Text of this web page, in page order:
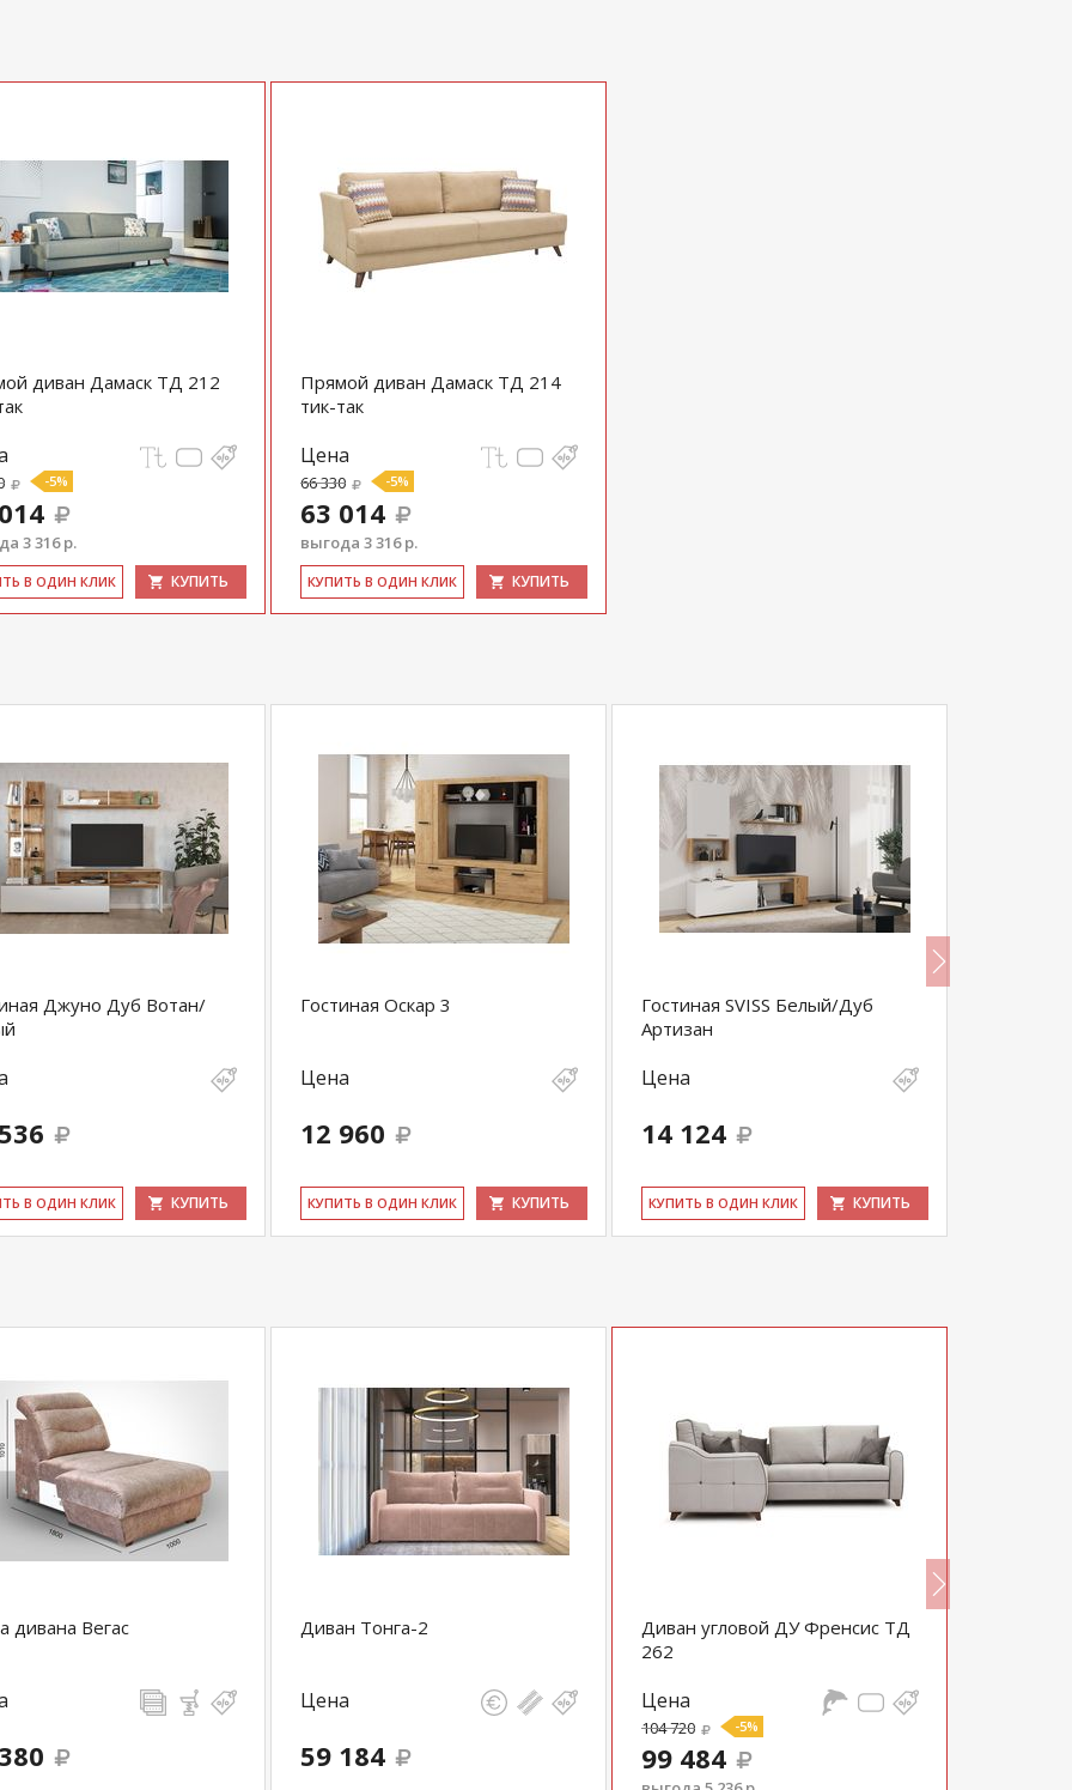
(2 отделения) размер отделения (Д x Ш,
"змейка"
Прямой диван Дамаск ТД 210 тик-так
действительны только для интернет-
диван Дамаск ТД 212
-5%
3 316 р.
В ОДИН КЛИК КУПИТЬ
Прямой диван Дамаск ТД 214
тик-так
Цена
66 330 -5%
63 014
выгода 3 316 р.
КУ­ПИТЬ В ОДИН КЛИК КУПИТЬ
Джуно Дуб Вотан/
В ОДИН КЛИК КУПИТЬ
Гостиная Оскар 3
Цена
12 960
КУ­ПИТЬ В ОДИН КЛИК КУПИТЬ
Гостиная SVISS Белый/Дуб
Артизан
Цена
14 124
КУ­ПИТЬ В ОДИН КЛИК КУПИТЬ
дивана Вегас Диван Тонга-2
Цена
59 184
Диван угловой ДУ Френсис ТД
262
Цена
104 720 -5%
99 484